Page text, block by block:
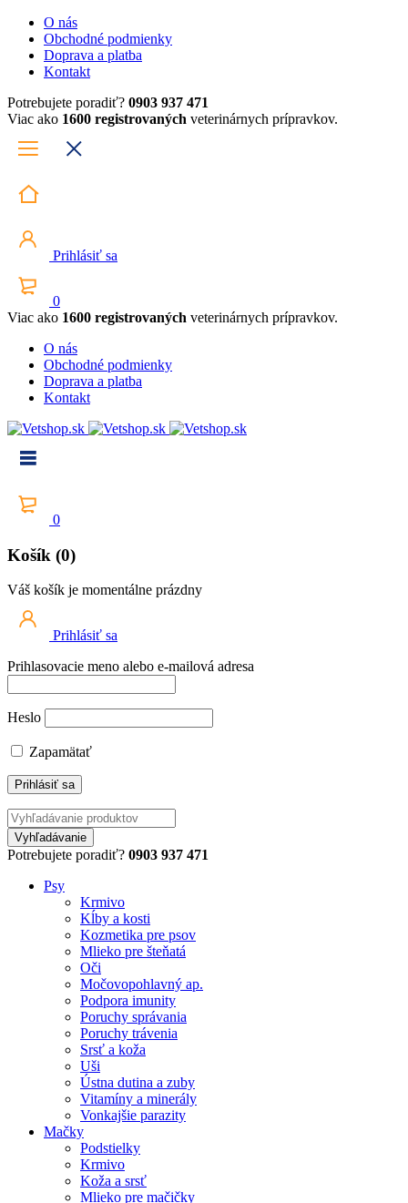
O nás
Obchodné podmienky
Doprava a platba
Kontakt
Potrebujete poradiť? 0903 937 471
Viac ako 1600 registrovaných veterinárnych prípravkov.
Prihlásiť sa
0
Viac ako 1600 registrovaných veterinárnych prípravkov.
O nás
Obchodné podmienky
Doprava a platba
Kontakt
0
Košík (0)
Váš košík je momentálne prázdny
Prihlásiť sa
Prihlasovacie meno alebo e-mailová adresa
Heslo
Zapamätať
Potrebujete poradiť? 0903 937 471
Psy
Krmivo
Kĺby a kosti
Kozmetika pre psov
Mlieko pre šteňatá
Oči
Močovopohlavný ap.
Podpora imunity
Poruchy správania
Poruchy trávenia
Srsť a koža
Uši
Ústna dutina a zuby
Vitamíny a minerály
Vonkajšie parazity
Mačky
Podstielky
Krmivo
Koža a srsť
Mlieko pre mačičky